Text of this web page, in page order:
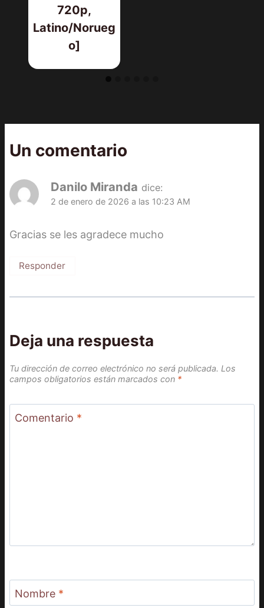
720p,
Latino/Norueg
o]
Un comentario
Danilo Miranda dice:
2 de enero de 2026 a las 10:23 AM
Gracias se les agradece mucho
Responder
Deja una respuesta
Tu dirección de correo electrónico no será publicada. Los
campos obligatorios están marcados con *
Comentario *
Nombre *